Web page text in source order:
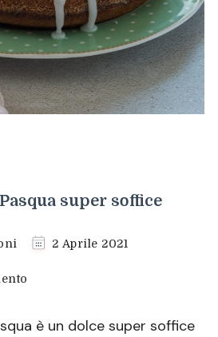
super soffice
2 Aprile 2021
Pasqua
è un dolce super soffice